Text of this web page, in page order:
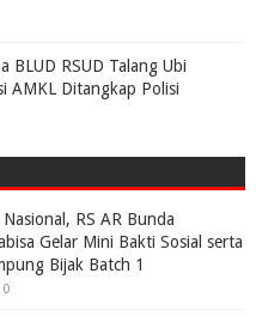
BLUD RSUD Talang Ubi
AMKL Ditangkap Polisi
RS AR Bunda
Gelar Mini Bakti Sosial serta
Bijak Batch 1
0